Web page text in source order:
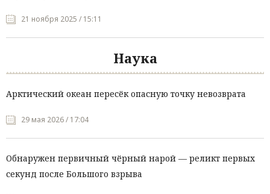
21 ноября 2025 / 15:11
Наука
Арктический океан пересёк опасную точку невозврата
29 мая 2026 / 17:04
Обнаружен первичный чёрный нарой — реликт первых
секунд после Большого взрыва